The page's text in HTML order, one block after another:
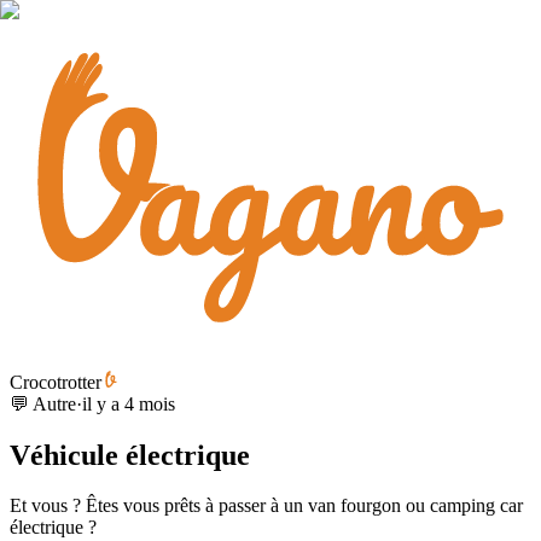
Crocotrotter
💬 Autre·il y a 4 mois
Véhicule électrique
Et vous ? Êtes vous prêts à passer à un van fourgon ou camping car
électrique ?